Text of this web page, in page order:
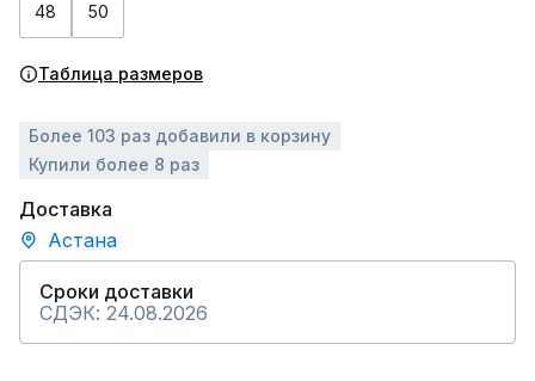
48 50
Таблица размеров
Более 103 раз добавили в корзину
Купили более 8 раз
Доставка
Астана
Сроки доставки
СДЭК: 24.08.2026